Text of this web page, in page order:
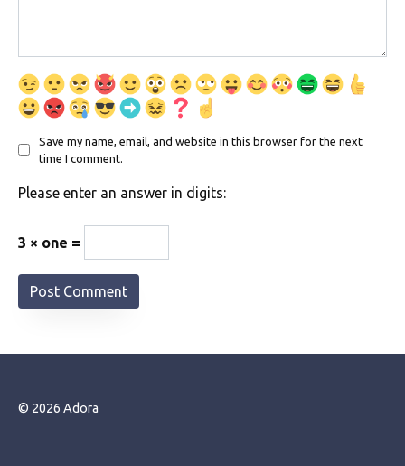
Save my name, email, and website in this browser for the next
time I comment.
Please enter an answer in digits:
3 × one =
© 2026 Adora